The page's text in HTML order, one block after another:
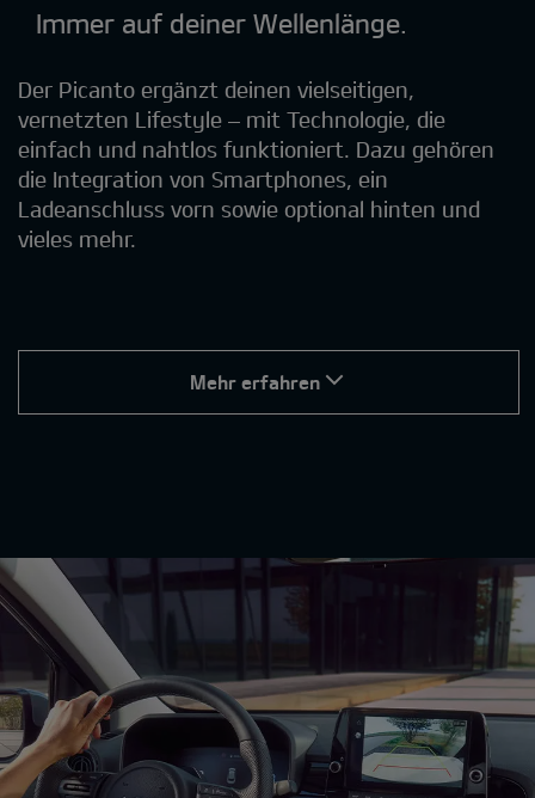
Immer auf deiner Wellenlänge.
Der Picanto ergänzt deinen vielseitigen,
vernetzten Lifestyle – mit Technologie, die
einfach und nahtlos funktioniert. Dazu gehören
die Integration von Smartphones, ein
Ladeanschluss vorn sowie optional hinten und
vieles mehr.
Mehr erfahren